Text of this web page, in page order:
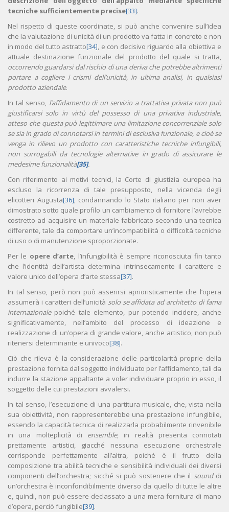
tecniche sufficientemente precise[33].
Nel rispetto di queste coordinate, si può anche convenire sull’idea
che la valutazione di unicità di un prodotto va fatta in concreto e non
in modo del tutto astratto[34], e con decisivo riguardo alla obiettiva e
attuale destinazione funzionale del prodotto del quale si tratta,
occorrendo guardarsi dal rischio di una deriva che potrebbe altrimenti
portare a cogliere i crismi dell’unicità, in ultima analisi, in qualsiasi
prodotto aziendale.
In tal senso, l’affidamento di un servizio a trattativa privata non può
giustificarsi solo in virtù del possesso di una privativa industriale,
atteso che questa può legittimare una limitazione concorrenziale solo
se sia in grado di connotarsi in termini di esclusiva funzionale, e cioè se
venga in rilievo un prodotto con caratteristiche tecniche infungibili,
non surrogabili da tecnologie alternative in grado di assicurare le
medesime funzionalità[35].
Con riferimento ai motivi tecnici, la Corte di giustizia europea ha
escluso la ricorrenza di tale presupposto, nella vicenda degli
elicotteri Augusta[36], condannando lo Stato italiano per non aver
dimostrato sotto quale profilo un cambiamento di fornitore l’avrebbe
costretto ad acquisire un materiale fabbricato secondo una tecnica
differente, tale da comportare un’incompatibilità o difficoltà tecniche
di uso o di manutenzione sproporzionate.
Per le opere d’arte, l’infungibilità è sempre riconosciuta fin tanto
che l’identità dell’artista determina intrinsecamente il carattere e
valore unico dell’opera d’arte stessa[37].
In tal senso, però non può asserirsi aprioristicamente che l’opera
assumerà i caratteri dell’unicità solo se affidata ad architetto di fama
internazionalepoiché tale elemento, pur potendo incidere, anche
significativamente, nell’ambito del processo di ideazione e
realizzazione di un’opera di grande valore, anche artistico, non può
ritenersi determinante e univoco[38].
Ciò che rileva è la considerazione delle particolarità proprie della
prestazione fornita dal soggetto individuato per l’affidamento, tali da
indurre la stazione appaltante a voler individuare proprio in esso, il
soggetto delle cui prestazioni avvalersi.
In tal senso, l’esecuzione di una partitura musicale, che, vista nella
sua obiettività, non rappresenterebbe una prestazione infungibile,
essendo la capacità tecnica di realizzarla probabilmente rinvenibile
in una molteplicità di ensemble, in realtà presenta connotati
prettamente artistici, giacché nessuna esecuzione orchestrale
corrisponde perfettamente all’altra, poiché è il frutto della
composizione tra abilità tecniche e sensibilità individuali dei diversi
componenti dell’orchestra; sicché si può sostenere che il sounddi
un’orchestra è inconfondibilmente diverso da quello di tutte le altre
e, quindi, non può essere declassato a una mera fornitura di mano
d’opera, perciò fungibile[39].